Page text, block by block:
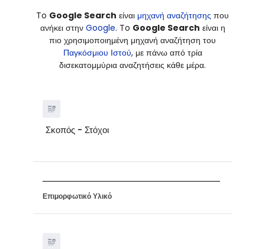
To Google Search είναι μηχανή αναζήτησης που
ανήκει στην Google. To Google Search είναι η
πιο χρησιμοποιημένη μηχανή αναζήτηση του
Παγκόσμιου Ιστού, με πάνω από τρία
δισεκατομμύρια αναζητήσεις κάθε μέρα.
Σκοπός - Στόχοι
Επιμορφωτικό Υλικό